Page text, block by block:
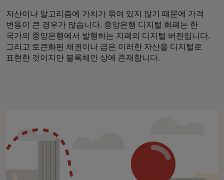
자산이나 알고리즘에 가치가 묶여 있지 않기 때문에 가격
변동이 큰 경우가 많습니다. 중앙은행 디지털 화폐는 한
국가의 중앙은행에서 발행하는 지폐의 디지털 버전입니다.
그리고 토큰화된 채권이나 금은 이러한 자산을 디지털로
표현한 것이지만 블록체인 상에 존재합니다.